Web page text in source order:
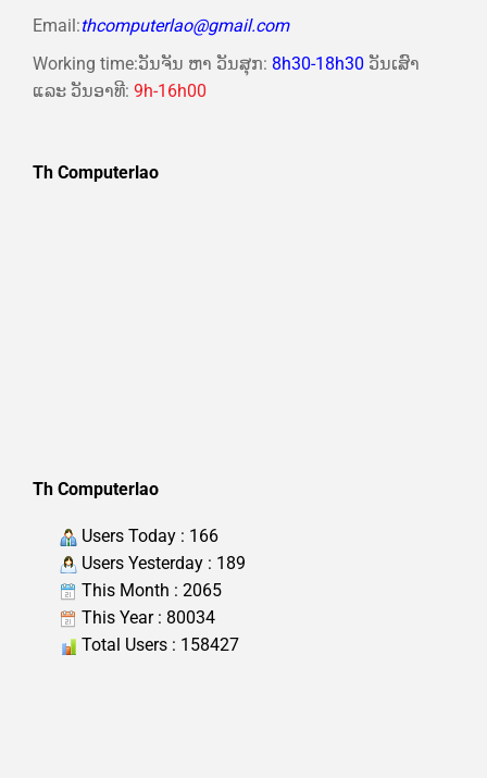
Email:thcomputerlao@gmail.com
Working time:ວັນຈັນ ຫາ ວັນສຸກ: 8h30-18h30 ວັນເສົາ
ແລະ ວັນອາທີ: 9h-16h00
Th Computerlao
Th Computerlao
Users Today : 166
Users Yesterday : 189
This Month : 2065
This Year : 80034
Total Users : 158427